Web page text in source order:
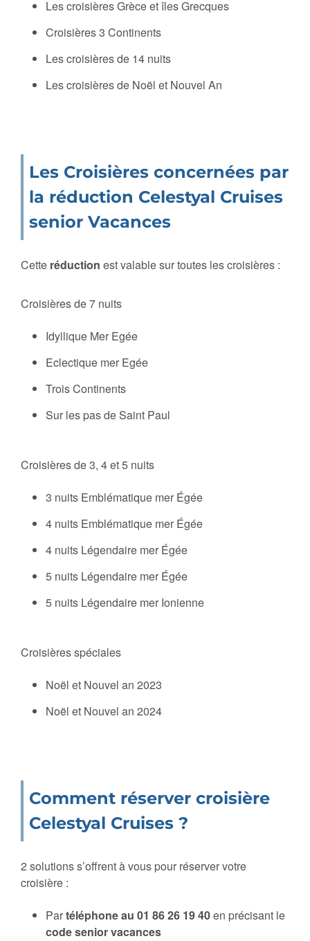
Les croisières Grèce et îles Grecques
Croisières 3 Continents
Les croisières de 14 nuits
Les croisières de Noël et Nouvel An
Les Croisières concernées par
la réduction Celestyal Cruises
senior Vacances
Cette réduction est valable sur toutes les croisières :
Croisières de 7 nuits
Idyllique Mer Egée
Eclectique mer Egée
Trois Continents
Sur les pas de Saint Paul
Croisières de 3, 4 et 5 nuits
3 nuits Emblématique mer Égée
4 nuits Emblématique mer Égée
4 nuits Légendaire mer Égée
5 nuits Légendaire mer Égée
5 nuits Légendaire mer Ionienne
Croisières spéciales
Noël et Nouvel an 2023
Noël et Nouvel an 2024
Comment réserver croisière
Celestyal Cruises ?
2 solutions s’offrent à vous pour réserver votre
croisière :
Partéléphone au 01 86 26 19 40en précisant le
code senior vacances